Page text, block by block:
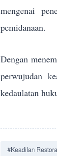
mengenai
pemidanaan.
Dengan
perwujudan
kedaulatan
#Keadilan